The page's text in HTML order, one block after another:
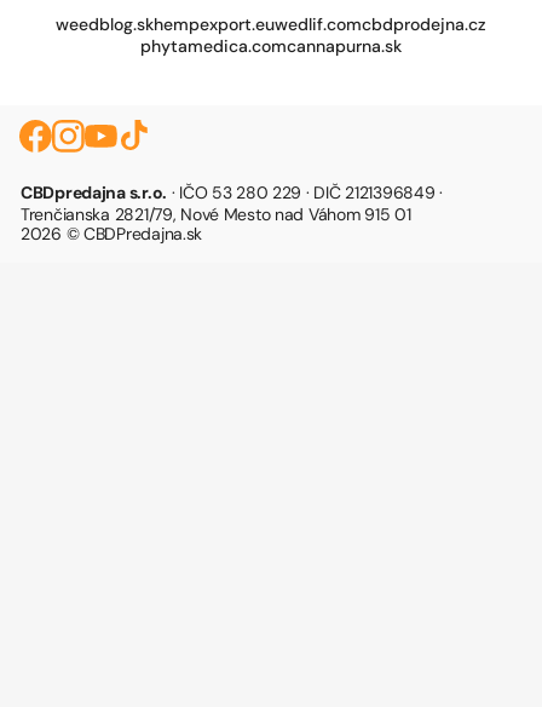
weedblog.skhempexport.euwedlif.comcbdprodejna.cz
phytamedica.comcannapurna.sk
CBDpredajna s.r.o. · IČO 53 280 229 · DIČ 2121396849 ·
Trenčianska 2821/79, Nové Mesto nad Váhom 915 01
2026 © CBDPredajna.sk